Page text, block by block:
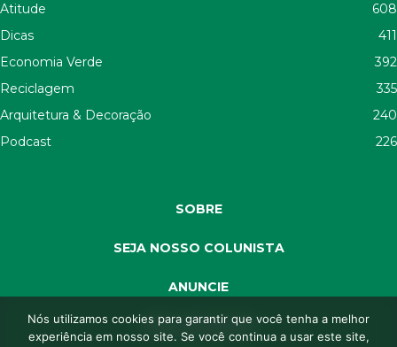
Atitude
608
Dicas
411
Economia Verde
392
Reciclagem
335
Arquitetura & Decoração
240
Podcast
226
SOBRE
SEJA NOSSO COLUNISTA
ANUNCIE
SEJA APOIADOR
Nós utilizamos cookies para garantir que você tenha a melhor
experiência em nosso site. Se você continua a usar este site,